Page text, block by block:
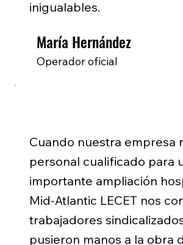
María Hernández
Operador oficial
inigualables.
Cuando nuestra empresa
personal cualificado para
importante ampliación
Mid-Atlantic LECET nos
trabajadores
pusieron manos a la obra